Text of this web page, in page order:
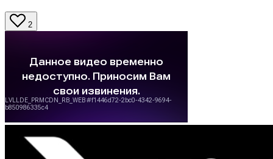
2